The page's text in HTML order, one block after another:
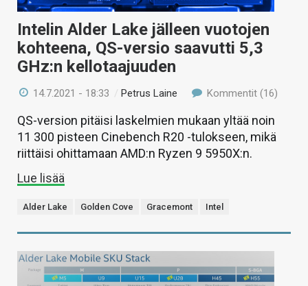
Intelin Alder Lake jälleen vuotojen
kohteena, QS-versio saavutti 5,3
GHz:n kellotaajuuden
14.7.2021 - 18:33 / Petrus Laine Kommentit (16)
QS-version pitäisi laskelmien mukaan yltää noin
11 300 pisteen Cinebench R20 -tulokseen, mikä
riittäisi ohittamaan AMD:n Ryzen 9 5950X:n.
Lue lisää
Alder Lake Golden Cove Gracemont Intel